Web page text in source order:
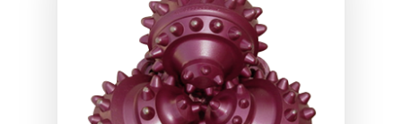
Servicios
CONTACTO